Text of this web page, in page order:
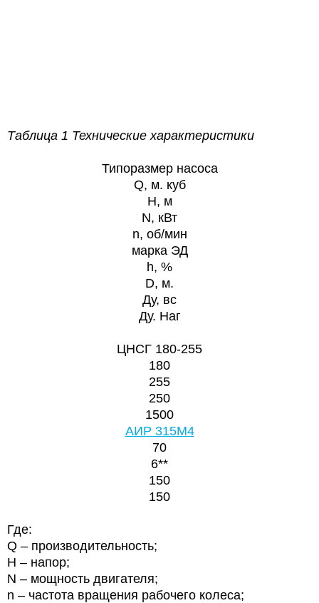
Таблица 1 Технические характеристики
Типоразмер насоса
Q, м. куб
H, м
N, кВт
n, об/мин
марка ЭД
h, %
D, м.
Ду, вс
Ду. Наг
ЦНСГ 180-255
180
255
250
1500
АИР 315М4
70
6**
150
150
Где:
Q – производительность;
Н – напор;
N – мощность двигателя;
n – частота вращения рабочего колеса;